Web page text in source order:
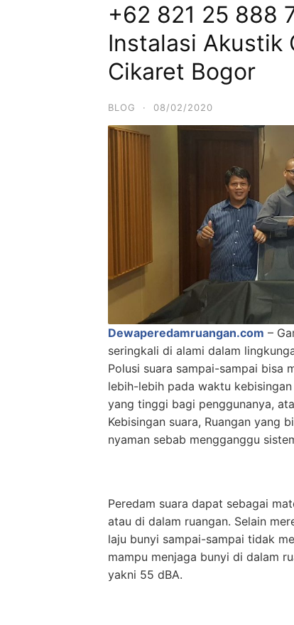
+62 821 25 888
Instalasi Akustik
Cikaret Bogor
BLOG · 08/02/2020
Dewaperedamruangan.com –
seringkali di alami dalam
Polusi suara sampai-sampai bisa
lebih-lebih pada waktu
yang tinggi bagi penggunanya,
Kebisingan suara, Ruangan yang
nyaman sebab mengganggu
Peredam suara dapat sebagai
atau di dalam ruangan. Selain
laju bunyi sampai-sampai tidak
mampu menjaga bunyi di dalam
yakni 55 dBA.